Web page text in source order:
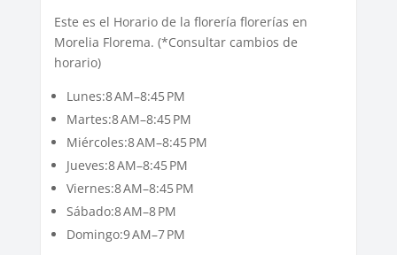
Este es el Horario de la florería florerías en
Morelia Florema. (*Consultar cambios de
horario)
Lunes:8 AM–8:45 PM
Martes:8 AM–8:45 PM
Miércoles:8 AM–8:45 PM
Jueves:8 AM–8:45 PM
Viernes:8 AM–8:45 PM
Sábado:8 AM–8 PM
Domingo:9 AM–7 PM